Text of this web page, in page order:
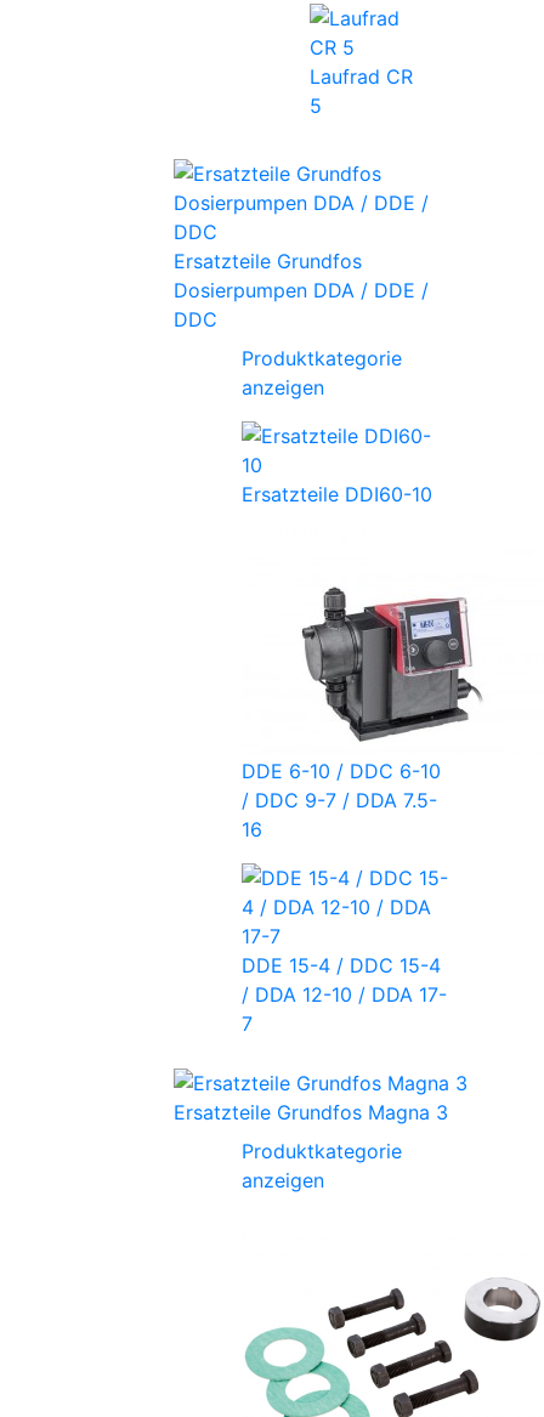
Laufrad CR
5
Ersatzteile Grundfos
Dosierpumpen DDA / DDE /
DDC
Produktkategorie
anzeigen
Ersatzteile DDI60-10
DDE 6-10 / DDC 6-10
/ DDC 9-7 / DDA 7.5-
16
DDE 15-4 / DDC 15-4
/ DDA 12-10 / DDA 17-
7
Ersatzteile Grundfos Magna 3
Produktkategorie
anzeigen